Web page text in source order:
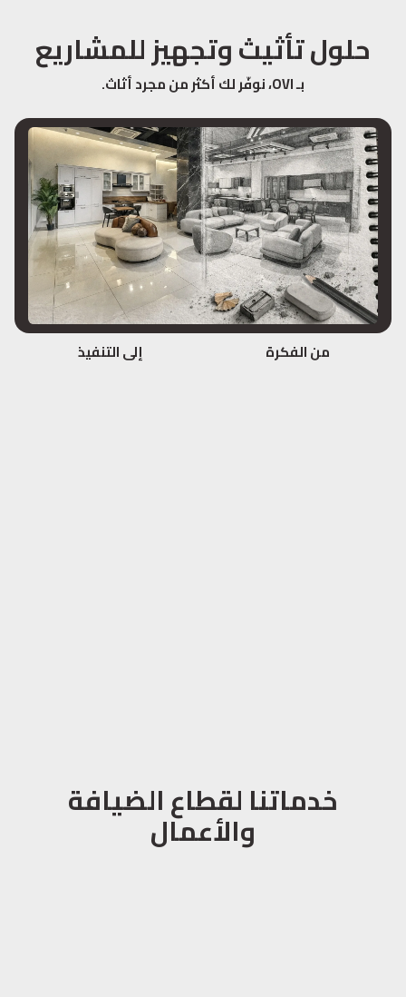
حلول تأثيث وتجهيز للمشاريع
بـ OVI، نوفّر لك أكثر من مجرد أثاث.
من الفكرة إلى التنفيذ ​
خدماتنا لقطاع الضيافة
والأعمال